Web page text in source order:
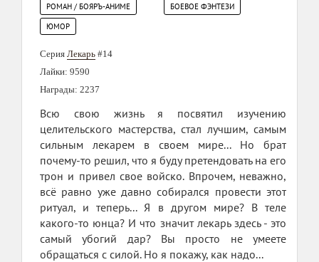
РОМАН / БОЯРЪ-АНИМЕ
БОЕВОЕ ФЭНТЕЗИ
ЮМОР
Серия Лекарь #14
Лайки: 9590
Награды: 2237
Всю свою жизнь я посвятил изучению
целительского мастерства, стал лучшим, самым
сильным лекарем в своем мире... Но брат
почему-то решил, что я буду претендовать на его
трон и привел свое войско. Впрочем, неважно,
всё равно уже давно собирался провести этот
ритуал, и теперь... Я в другом мире? В теле
какого-то юнца? И что значит лекарь здесь - это
самый убогий дар? Вы просто не умеете
обращаться с силой. Но я покажу, как надо...